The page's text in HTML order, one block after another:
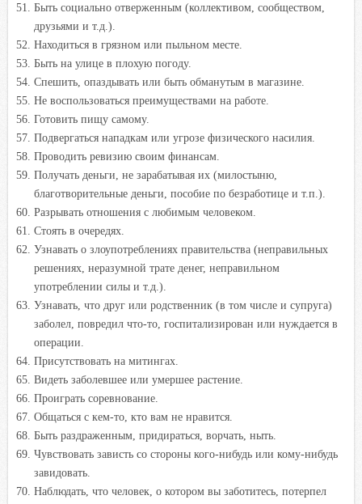
Быть социально отверженным (коллективом, сообществом,
друзьями и т.д.).
Находиться в грязном или пыльном месте.
Быть на улице в плохую погоду.
Спешить, опаздывать или быть обманутым в магазине.
Не воспользоваться преимуществами на работе.
Готовить пищу самому.
Подвергаться нападкам или угрозе физического насилия.
Проводить ревизию своим финансам.
Получать деньги, не зарабатывая их (милостыню,
благотворительные деньги, пособие по безработице и т.п.).
Разрывать отношения с любимым человеком.
Стоять в очередях.
Узнавать о злоупотреблениях правительства (неправильных
решениях, неразумной трате денег, неправильном
употреблении силы и т.д.).
Узнавать, что друг или родственник (в том числе и супруга)
заболел, повредил что-то, госпитализирован или нуждается в
операции.
Присутствовать на митингах.
Видеть заболевшее или умершее растение.
Проиграть соревнование.
Общаться с кем-то, кто вам не нравится.
Быть раздраженным, придираться, ворчать, ныть.
Чувствовать зависть со стороны кого-нибудь или кому-нибудь
завидовать.
Наблюдать, что человек, о котором вы заботитесь, потерпел